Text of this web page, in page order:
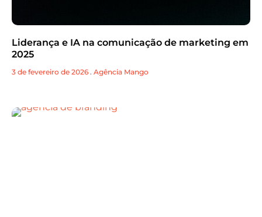
Liderança e IA na comunicação de marketing em
2025
3 de fevereiro de 2026 . Agência Mango